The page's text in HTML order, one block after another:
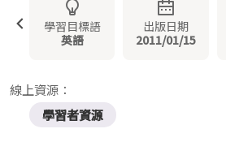
學習目標語
英語
出版日期
2011/01/15
線上資源：
學習者資源